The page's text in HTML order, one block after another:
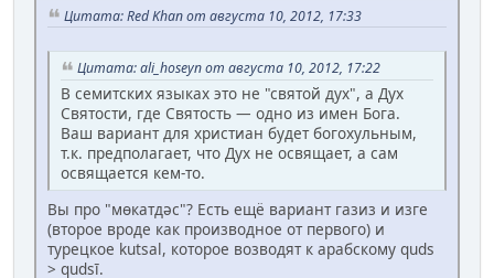
Цитата: Red Khan от августа 10, 2012, 17:33
Цитата: ali_hoseyn от августа 10, 2012, 17:22
В семитских языках это не "святой дух", а Дух
Святости, где Святость — одно из имен Бога.
Ваш вариант для христиан будет богохульным,
т.к. предполагает, что Дух не освящает, а сам
освящается кем-то.
Вы про "мөкатдәс"? Есть ещё вариант газиз и изге
(второе вроде как производное от первого) и
турецкое kutsal, которое возводят к арабскому quds
> qudsī.